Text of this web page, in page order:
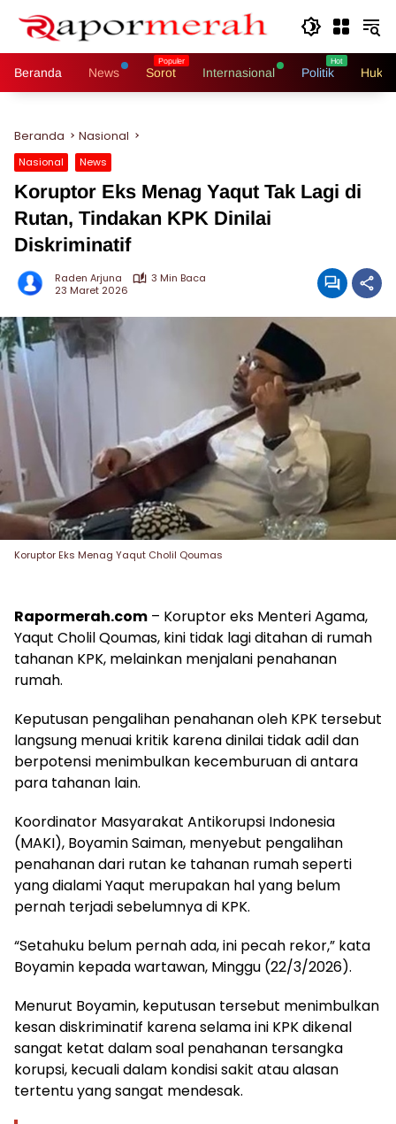
Beranda News Sorot Internasional Politik
Beranda Nasional
Nasional News
Koruptor Eks Menag Yaqut Tak Lagi di
Rutan, Tindakan KPK Dinilai
Diskriminatif
Raden Arjuna
3 Min Baca
23 Maret 2026
Koruptor Eks Menag Yaqut Cholil Qoumas
Rapormerah.com – Koruptor eks Menteri Agama,
Yaqut Cholil Qoumas, kini tidak lagi ditahan di rumah
tahanan KPK, melainkan menjalani penahanan
rumah.
Keputusan pengalihan penahanan oleh KPK tersebut
langsung menuai kritik karena dinilai tidak adil dan
berpotensi menimbulkan kecemburuan di antara
para tahanan lain.
Koordinator Masyarakat Antikorupsi Indonesia
(MAKI), Boyamin Saiman, menyebut pengalihan
penahanan dari rutan ke tahanan rumah seperti
yang dialami Yaqut merupakan hal yang belum
pernah terjadi sebelumnya di KPK.
“Setahuku belum pernah ada, ini pecah rekor,” kata
Boyamin kepada wartawan, Minggu (22/3/2026).
Menurut Boyamin, keputusan tersebut menimbulkan
kesan diskriminatif karena selama ini KPK dikenal
sangat ketat dalam soal penahanan tersangka
korupsi, kecuali dalam kondisi sakit atau alasan
tertentu yang sangat mendesak.